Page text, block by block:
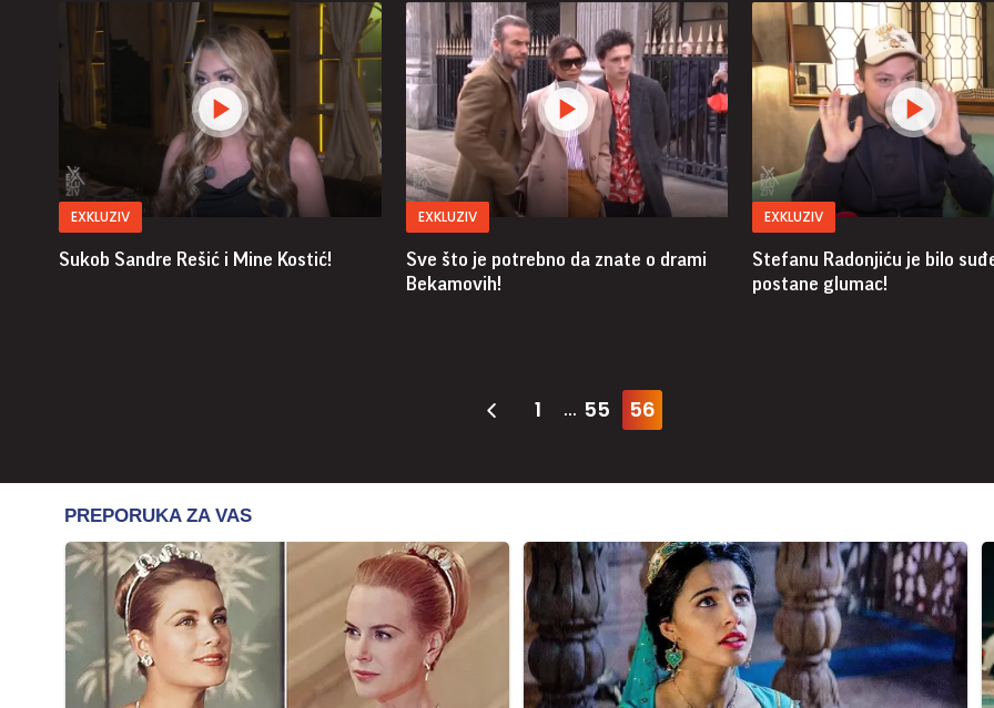
EXKLUZIV
Sukob Sandre Rešić i Mine Kostić!
EXKLUZIV
Sve što je potrebno da znate o drami
Bekamovih!
EXKLUZIV
Stefanu Radonjiću je bilo
postane glumac!
1 ... 55 56